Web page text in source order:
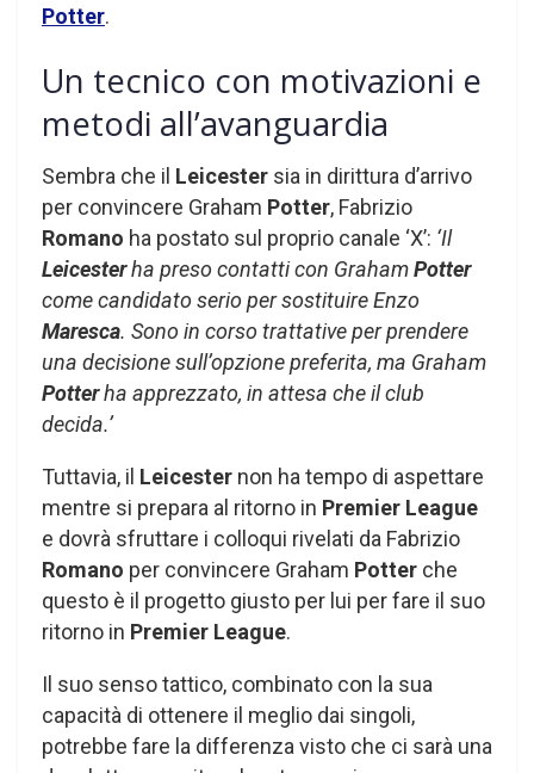
Potter.
Un tecnico con motivazioni e
metodi all’avanguardia
Sembra che il Leicester sia in dirittura d’arrivo
per convincere Graham Potter, Fabrizio
Romano ha postato sul proprio canale ‘X’: ‘Il
Leicesterha preso contatti con GrahamPotter
come candidato serio per sostituire Enzo
Maresca. Sono in corso trattative per prendere
una decisione sull’opzione preferita, ma Graham
Potterha apprezzato, in attesa che il club
decida.’
Tuttavia, il Leicester non ha tempo di aspettare
mentre si prepara al ritorno in Premier League
e dovrà sfruttare i colloqui rivelati da Fabrizio
Romano per convincere Graham Potter che
questo è il progetto giusto per lui per fare il suo
ritorno in Premier League.
Il suo senso tattico, combinato con la sua
capacità di ottenere il meglio dai singoli,
potrebbe fare la differenza visto che ci sarà una